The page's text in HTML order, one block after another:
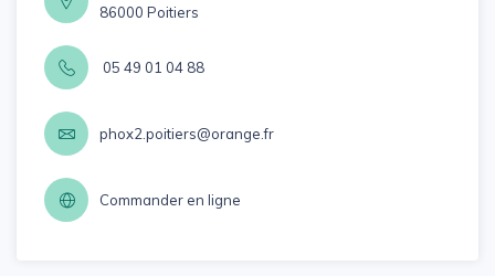
86000 Poitiers
05 49 01 04 88
phox2.poitiers@orange.fr
Commander en ligne